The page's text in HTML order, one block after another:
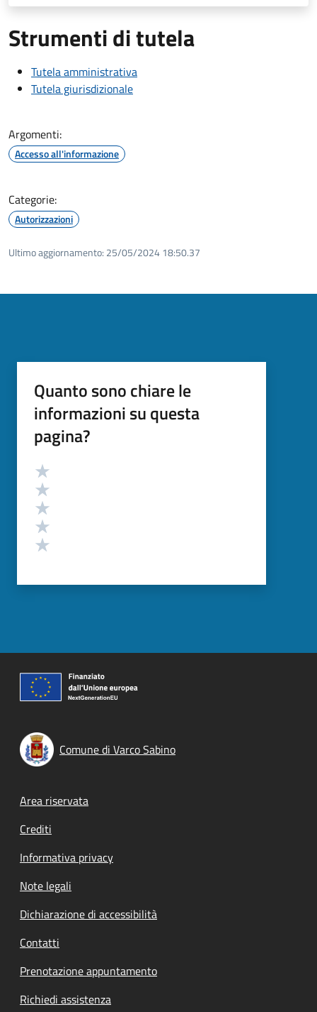
Strumenti di tutela
Tutela amministrativa
Tutela giurisdizionale
Argomenti:
Accesso all'informazione
Categorie:
Autorizzazioni
Ultimo aggiornamento: 25/05/2024 18:50.37
Quanto sono chiare le
informazioni su questa
pagina?
Valutazione
Comune di Varco Sabino
Footer menu
Area riservata
Crediti
Informativa privacy
Note legali
Dichiarazione di accessibilità
Contatti
Prenotazione appuntamento
Richiedi assistenza